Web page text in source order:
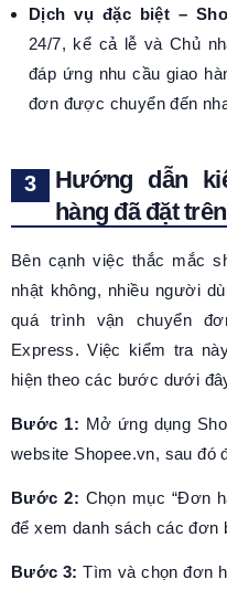
Dịch vụ đặc biệt –
24/7, kể cả lễ và Chủ
đáp ứng nhu cầu giao
đơn được chuyển đến
Hướng dẫn
hàng đã đặt
Bên cạnh việc thắc mắc
nhật không, nhiều người
quá trình vận chuyển
Express. Việc kiểm tra
hiện theo các bước dưới
Bước 1: Mở ứng dụng
website Shopee.vn, sau đó
Bước 2: Chọn mục “Đơn
để xem danh sách các đơn
Bước 3: Tìm và chọn đơn